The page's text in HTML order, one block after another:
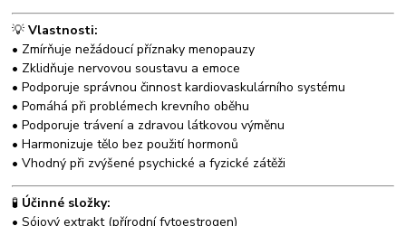
💡Vlastnosti:
• Zmírňuje nežádoucí příznaky menopauzy
• Zklidňuje nervovou soustavu a emoce
• Podporuje správnou činnost kardiovaskulárního systému
• Pomáhá při problémech krevního oběhu
• Podporuje trávení a zdravou látkovou výměnu
• Harmonizuje tělo bez použití hormonů
• Vhodný při zvýšené psychické a fyzické zátěži
🧪 Účinné složky:
• Sójový extrakt (přírodní fytoestrogen)